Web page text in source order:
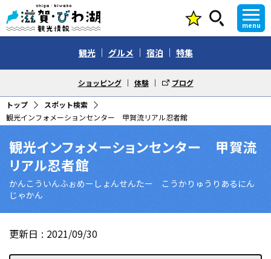
menu
観光 グルメ 宿泊 特集
ショッピング 体験 ブログ
トップ
スポット検索
観光インフォメーションセンター 甲賀流リアル忍者館
観光インフォメーションセンター 甲賀流
リアル忍者館
かんこういんふぉめーしょんせんたー こうかりゅうりあるにん
じゃかん
更新日 2021/09/30